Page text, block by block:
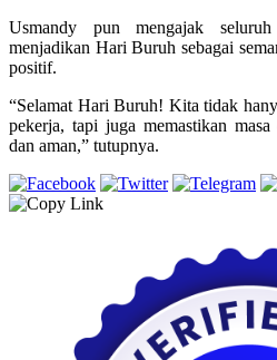
Usmandy pun mengajak
menjadikan Hari Buruh sebagai
positif.
“Selamat Hari Buruh! Kita tidak
pekerja, tapi juga memastikan
dan aman,” tutupnya.